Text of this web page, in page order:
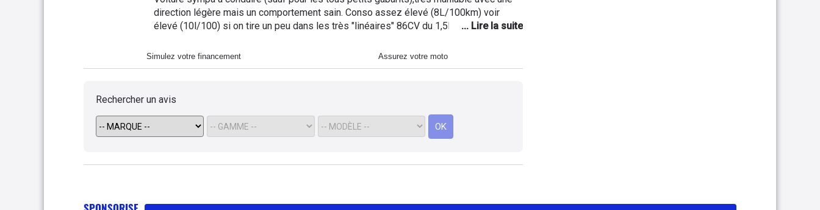
direction légère mais un comportement sain. Conso assez élevé (8L/100km) voir
élevé (10l/100) si on tire un peu dans les très "linéaires" 86CV du 1,5L GM Mécanique
Simulez votre financement Assurez votre moto
Rechercher un avis
OK